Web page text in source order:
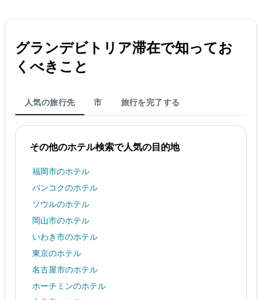
グランデビトリア​滞在で知ってお
くべきこと
人気の旅行先 市 旅行を完了する
その他のホテル検索で人気の目的地
福岡市のホテル
バンコクのホテル
ソウルのホテル
岡山市のホテル
いわき市のホテル
東京のホテル
名古屋市のホテル
ホーチミンのホテル